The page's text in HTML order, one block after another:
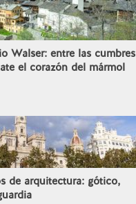
Walser: entre las cumbres
el corazón del mármol
de arquitectura: gótico,